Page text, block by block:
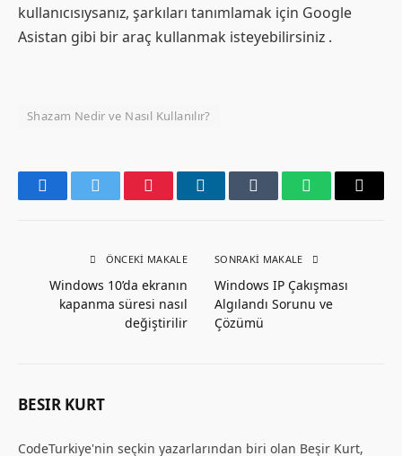
kullanıcısıysanız, şarkıları tanımlamak için Google
Asistan gibi bir araç kullanmak isteyebilirsiniz .
Shazam Nedir ve Nasıl Kullanılır?
FacebookTwitter PinterestLinkedInTumblr WhatsAppEmail
ÖNCEKI MAKALE
Windows 10’da ekranın
kapanma süresi nasıl
değiştirilir
SONRAKI MAKALE
Windows IP Çakışması
Algılandı Sorunu ve
Çözümü
BESIR KURT
CodeTurkiye'nin seçkin yazarlarından biri olan Beşir Kurt,